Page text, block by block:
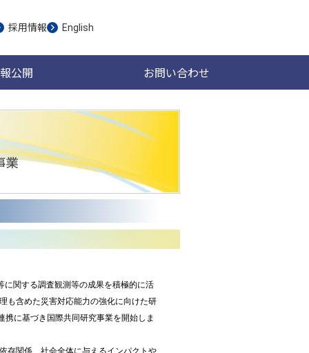
公開 お問い合わせ
採用情報 English
に関する調査観測等の成果を積極的に活
も含めた災害対応能力の強化に向けた研
携に基づき国際共同研究事業を開始しま
存関係、社会全体に与えるインパクトや